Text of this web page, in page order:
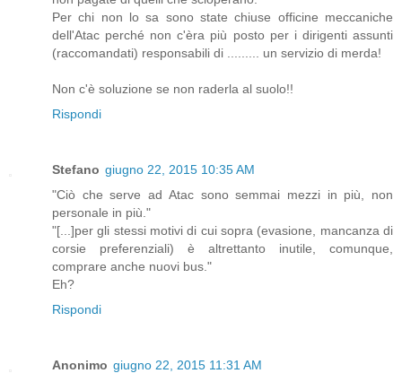
Per chi non lo sa sono state chiuse officine meccaniche
dell'Atac perché non c'èra più posto per i dirigenti assunti
(raccomandati) responsabili di ......... un servizio di merda!
Non c'è soluzione se non raderla al suolo!!
Rispondi
Stefano giugno 22, 2015 10:35 AM
"Ciò che serve ad Atac sono semmai mezzi in più, non
personale in più."
"[...]per gli stessi motivi di cui sopra (evasione, mancanza di
corsie preferenziali) è altrettanto inutile, comunque,
comprare anche nuovi bus."
Eh?
Rispondi
Anonimo giugno 22, 2015 11:31 AM